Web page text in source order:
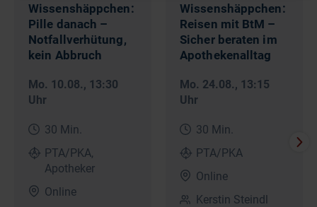
Wissenshäppchen:
Pille danach –
Notfallverhütung,
kein Abbruch
Mo. 10.08., 13:30
Uhr
30 Min.
PTA/PKA,
Apotheker
Online
Wissenshäppchen:
Reisen mit BtM –
Sicher beraten im
Apothekenalltag
Mo. 24.08., 13:15
Uhr
30 Min.
PTA/PKA
Online
Kerstin Steindl